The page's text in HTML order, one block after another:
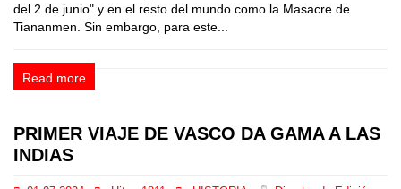
del 2 de junio" y en el resto del mundo como la Masacre de
Tiananmen. Sin embargo, para este...
Read more
PRIMER VIAJE DE VASCO DA GAMA A LAS
INDIAS